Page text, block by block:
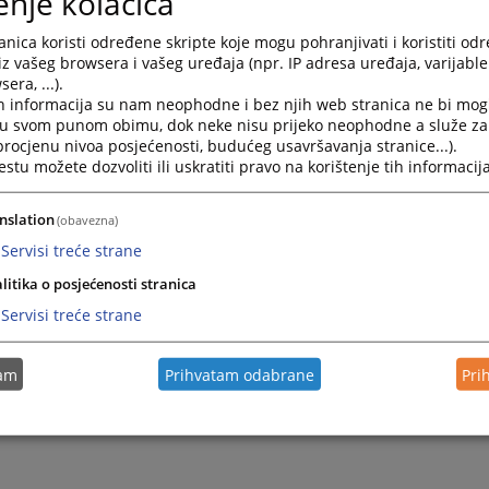
tarifi, koja je sastavni dio Zakona o sudskim taksama.
Zakonom o sudskim taksama plaćaju lica po čijem
se preduzimaju radnje u sudskom postupku, za koji
plaćanje takse.
i zapisnike koji zamjenjuju podnesak, taksu je dužno
podnesak i lice na čiji se zahtjev sastavlja zapisnik.
prvostepenog suda taksu je dužan da plati tužilac,
poravnanje taksu su dužne da plate obje strane, ukoliko
nije drugačije ugovoreno.
drugostepenog suda i za odluku po vanrednom
platiti podnosilac žalbe, odnosno lice u čijem interesu je
po vanrednom pravnom sredstvu.
u skladu sa odredbama Zakona o sudskim taksama taksu
lica zajedno, njihova obaveza je solidarna.
koristi određene skripte koje mogu pohranjivati i koristiti
vašeg browsera i vašeg uređaja (npr. IP adresa uređaja,
...).
informacija su nam neophodne i bez njih web stranica ne bi
svom punom obimu, dok neke nisu prijeko neophodne a služe
nivoa posjećenosti, budućeg usavršavanja stranice...).
možete dozvoliti ili uskratiti pravo na korištenje tih
(obavezna)
Servisi treće strane
o posjećenosti stranica
Servisi treće strane
Prihvatam odabrane